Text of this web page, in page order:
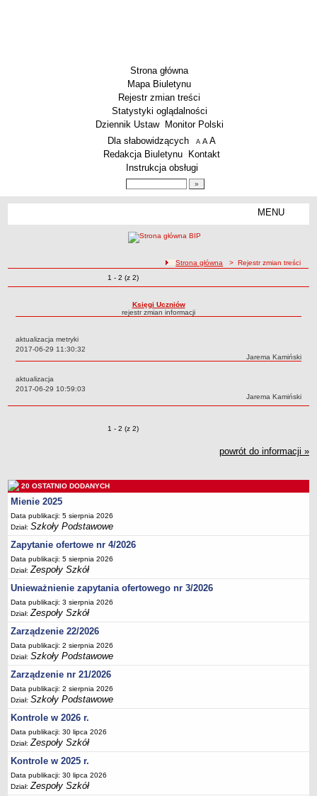
Strona główna
Mapa Biuletynu
Rejestr zmian treści
Statystyki oglądalności
Dziennik Ustaw
Monitor Polski
Menu dodatkowe
Dla słabowidzących A pomniejsz czcionkę
A standardowy rozmiar czcionki
A
Redakcja Biuletynu
Kontakt
Instrukcja obsługi
MENU
Techniczne Zakłady Naukowe
PRZEDSZKOLA
ARCHIWUM SZKÓŁ I PLACÓWEK
Zlikwidowane gimnazja
Przekształcone szkoły i placówki
Specjalny Ośrodek nr 1
Dane podstawowe
Statut
Majątek
Godziny dyżurów
Ogłoszenie
Zarządzenia
Kontrole
Rejestry, ewidencje, archiwa
Sprawozdania
Deklaracja dostępności
PORADNIE PSYCHOLOGICZNO-PEDAGOGICZNE
Zespół Poradni
BIURO FINANSÓW OŚWIATY
Dane podstawowe
Statut
Majątek
Godziny dyżurów
Ogłoszenia
ścieżka nawigacji
Strona główna > Rejestr zmian treści
Zmiany o pozycjach
1 - 2 (z 2)
Księgi Uczniów
rejestr zmian informacji
aktualizacja metryki
Data:
2017-06-29 11:30:32
Autor:
Jarema Kamiński
aktualizacja
Data:
2017-06-29 10:59:03
Autor:
Jarema Kamiński
Zmiany o pozycjach
1 - 2 (z 2)
powrót do informacji »
20 OSTATNIO DODANYCH
Mienie 2025
Data publikacji: 5 sierpnia 2026
Dział:Szkoły Podstawowe
Zapytanie ofertowe nr 4/2026
Data publikacji: 5 sierpnia 2026
Dział:Zespoły Szkół
Unieważnienie zapytania ofertowego nr 3/2026
Data publikacji: 3 sierpnia 2026
Dział:Zespoły Szkół
Zarządzenie 22/2026
Data publikacji: 2 sierpnia 2026
Dział:Szkoły Podstawowe
Zarządzenie nr 21/2026
Data publikacji: 2 sierpnia 2026
Dział:Szkoły Podstawowe
Kontrole w 2026 r.
Data publikacji: 30 lipca 2026
Dział:Zespoły Szkół
Kontrole w 2025 r.
Data publikacji: 30 lipca 2026
Dział:Zespoły Szkół